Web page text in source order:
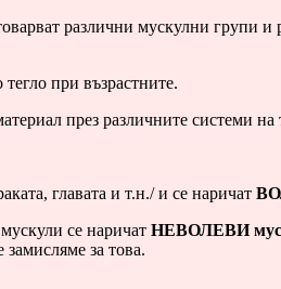
различни мускулни групи и
при възрастните.
през различните системи на
главата и т.н./ и се наричат
се наричат НЕВОЛЕВИ
за това.